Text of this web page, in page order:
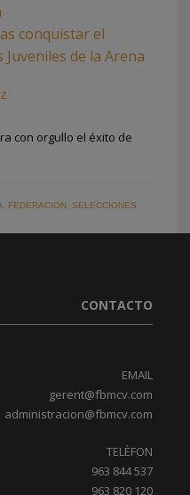
conquistar el
de la Arena
con orgullo el éxito de
FEDERACION SELECCIONES
CONTACTO
EMAIL
gerent@fbmcv.com
administracion@fbmcv.com
TELÈFON
963 844 537
963 820 120